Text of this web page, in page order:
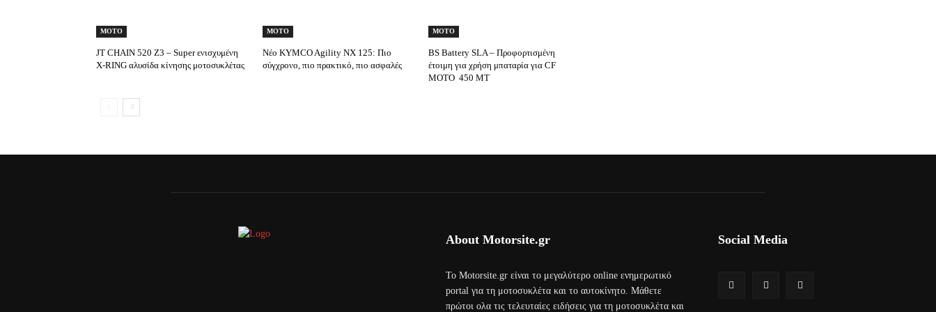
MOTO
JT CHAIN 520 Ζ3 – Super ενισχυμένη
X-RING αλυσίδα κίνησης μοτοσυκλέτας
MOTO
Νέο KYMCO Agility NX 125: Πιο
σύγχρονο, πιο πρακτικό, πιο ασφαλές
MOTO
BS Battery SLA – Προφορτισμένη
έτοιμη για χρήση μπαταρία για CF
MOTO 450 MT
About Motorsite.gr
Το Motorsite.gr είναι το μεγαλύτερο online ενημερωτικό
portal για τη μοτοσυκλέτα και το αυτοκίνητο. Μάθετε
πρώτοι ολα τις τελευταίες ειδήσεις για τη μοτοσυκλέτα και
Social Media